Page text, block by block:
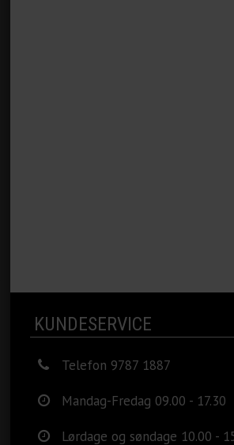
KUNDESERVICE
Telefon 9787 1887
Mandag-Fredag 09.00 - 17.30
Lørdage og søndage 10.00 -